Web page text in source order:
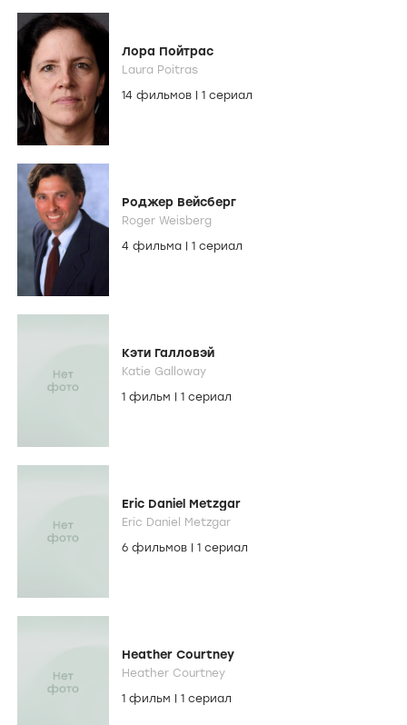
Лора Пойтрас
Laura Poitras
14 фильмов
1 сериал
Роджер Вейсберг
Roger Weisberg
4 фильма
1 сериал
Кэти Галловэй
Katie Galloway
1 фильм
1 сериал
Eric Daniel Metzgar
Eric Daniel Metzgar
6 фильмов
1 сериал
Heather Courtney
Heather Courtney
1 фильм
1 сериал